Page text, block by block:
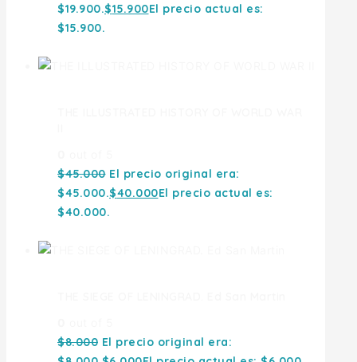
$19.900.$15.900El precio actual es:
$15.900.
$45.000 El precio original era:
$45.000.$40.000El precio actual es:
$40.000.
$8.000 El precio original era: